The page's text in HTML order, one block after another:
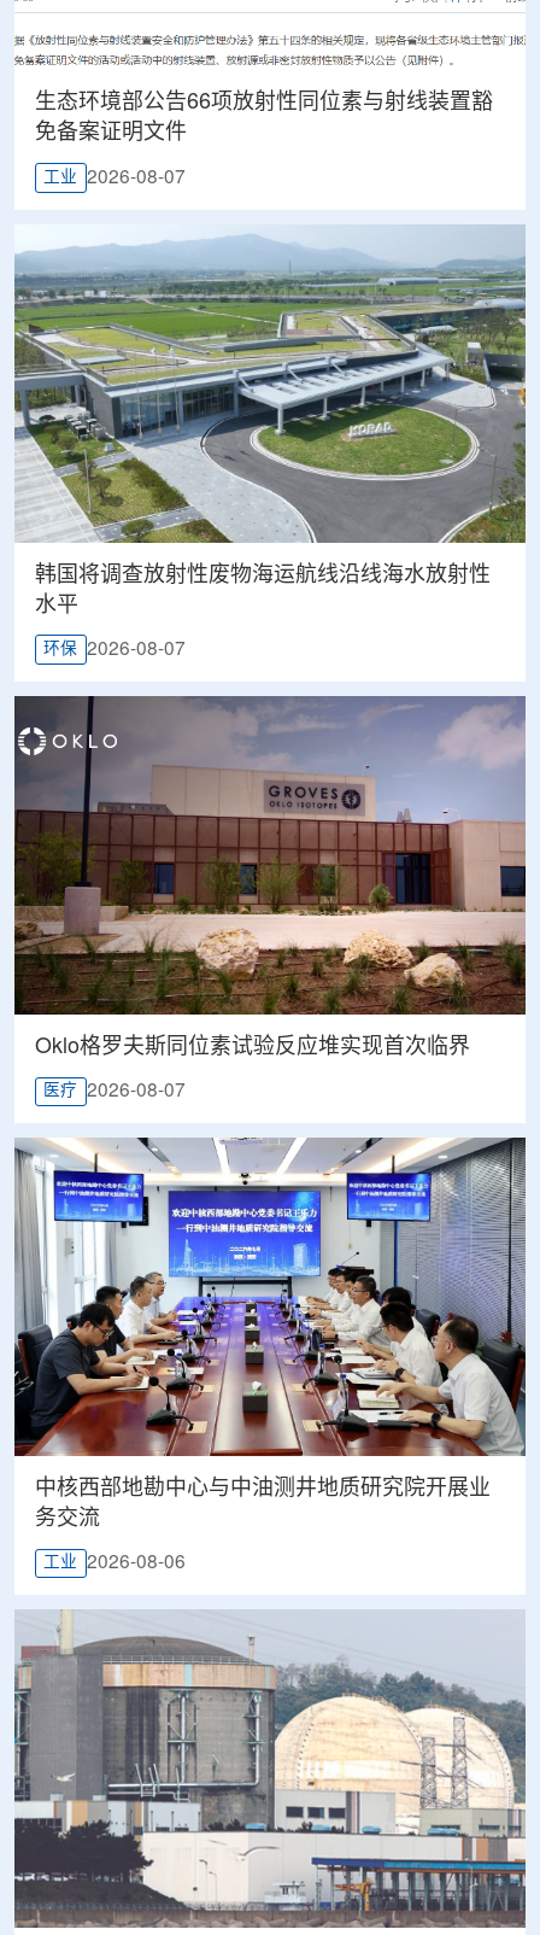
生态环境部公告66项放射性同位素与射线装置豁
免备案证明文件
工业 2026-08-07
韩国将调查放射性废物海运航线沿线海水放射性
水平
环保 2026-08-07
Oklo格罗夫斯同位素试验反应堆实现首次临界
医疗 2026-08-07
中核西部地勘中心与中油测井地质研究院开展业
务交流
工业 2026-08-06